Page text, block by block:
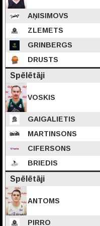
AŅISIMOVS
ZLEMETS
GRINBERGS
DRUSTS
Spēlētāji
VOSKIS
GAIGALIETIS
MARTINSONS
CIFERSONS
BRIEDIS
Spēlētāji
ANTOMS
PIRRO